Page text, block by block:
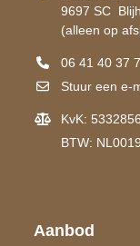
9697 SC
(alleen op
06 41 40 37
Stuur een e-
KvK:
BTW:
Aanbod